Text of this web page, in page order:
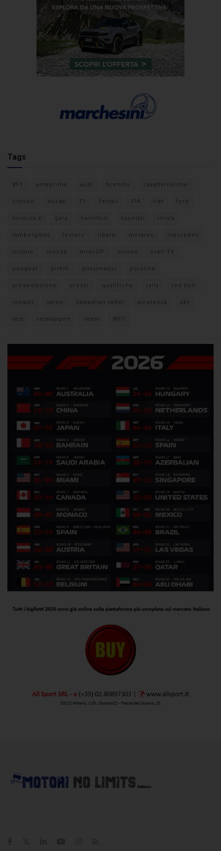
Tags
#F1 anteprima audi brembo caratteristiche
citroen ducati F1 ferrari FIA fiat ford
formula E gara hamilton hyundai imola
lamborghini leclerc libere mclaren mercedes
milano monza motoGP nissan orari TV
peugeot pirelli pneumatici porsche
presentazione prezzi qualifiche rally red bull
renault sainz sebastian vettel sicurezza sky
test verstappen vettel WEC